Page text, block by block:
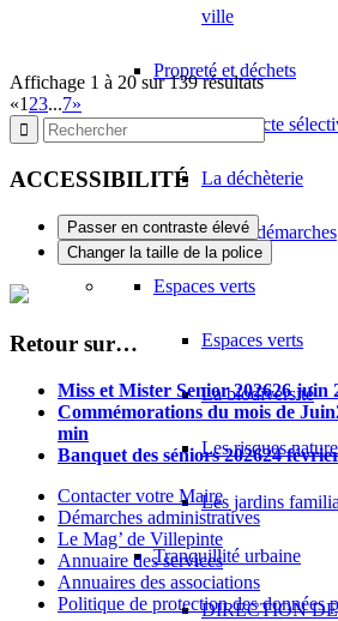
ville
Propreté et déchets
La collecte
La déchèterie
Autres démarches
Espaces verts
Espaces verts
La biodiversité
Les risques
Les jardins
Tranquillité urbaine
DIRECTION
Affichage 1 à 20 sur 139 résultats
«1 23...7»
ACCESSIBILITÉ
Passer en contraste élevé
Changer la taille de la police
Retour sur…
Miss et Mister Senior 202626 juin
Commémorations du mois de Juin
min
Banquet des séniors 202624
Contacter votre Maire
Démarches administratives
Le Mag’ de Villepinte
Annuaire des services
Annuaires des associations
Politique de protection des données